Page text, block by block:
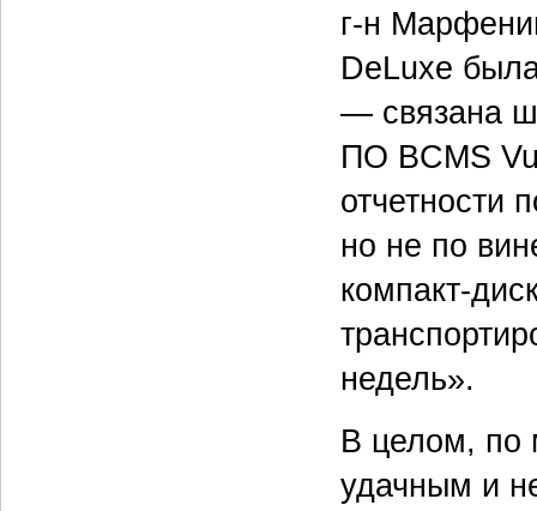
г-н
DeLuxe
— связана
ПО BCMS
отчетности
но не по
компакт-
недель».
В целом, по
удачным и